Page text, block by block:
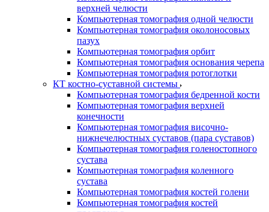
верхней челюсти
Компьютерная томография одной челюсти
Компьютерная томография околоносовых
пазух
Компьютерная томография орбит
Компьютерная томография основания черепа
Компьютерная томография ротоглотки
КТ костно-суставной системы
Компьютерная томография бедренной кости
Компьютерная томография верхней
конечности
Компьютерная томография височно-
нижнечелюстных суставов (пара суставов)
Компьютерная томография голеностопного
сустава
Компьютерная томография коленного
сустава
Компьютерная томография костей голени
Компьютерная томография костей